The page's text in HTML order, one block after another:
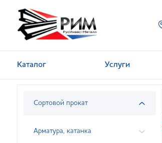
Каталог Услуги
Сортовой прокат
Арматура, катанка